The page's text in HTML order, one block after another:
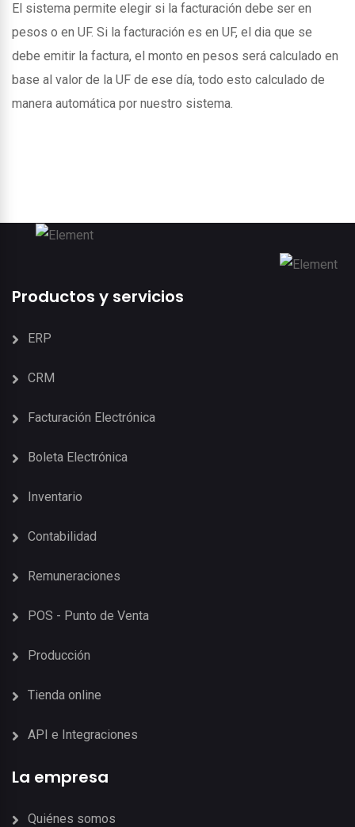
El sistema permite elegir si la facturación debe ser en
pesos o en UF. Si la facturación es en UF, el dia que se
debe emitir la factura, el monto en pesos será calculado en
base al valor de la UF de ese día, todo esto calculado de
manera automática por nuestro sistema.
Productos y servicios
ERP
CRM
Facturación Electrónica
Boleta Electrónica
Inventario
Contabilidad
Remuneraciones
POS - Punto de Venta
Producción
Tienda online
API e Integraciones
La empresa
Quiénes somos